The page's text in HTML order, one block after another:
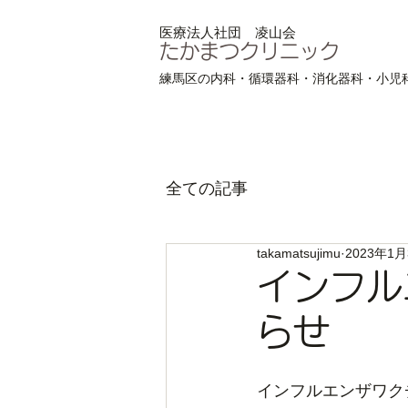
たかまつクリニック
​医療法人社団 凌山会
練馬区の内科・循環器科・消化器科・小児
全ての記事
インフ
らせ
takamatsujimu 2023年1
インフルエンザワ